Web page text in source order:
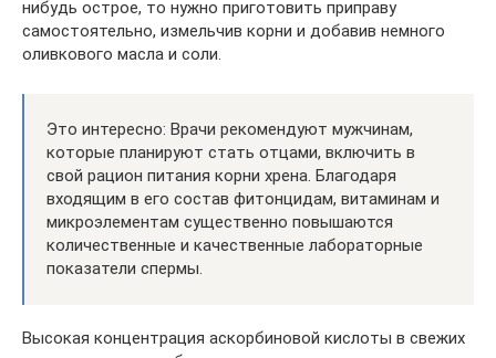
нибудь острое, то нужно приготовить приправу
самостоятельно, измельчив корни и добавив немного
оливкового масла и соли.
Это интересно: Врачи рекомендуют мужчинам,
которые планируют стать отцами, включить в
свой рацион питания корни хрена. Благодаря
входящим в его состав фитонцидам, витаминам и
микроэлементам существенно повышаются
количественные и качественные лабораторные
показатели спермы.
Высокая концентрация аскорбиновой кислоты в свежих